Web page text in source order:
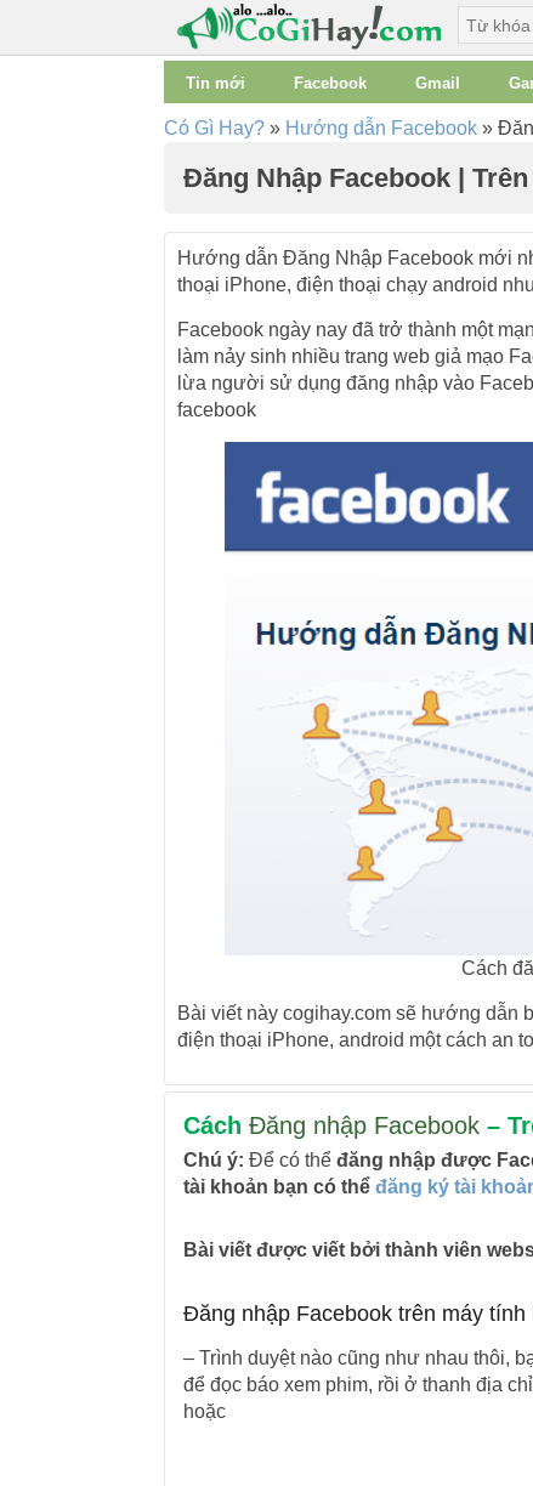
Tin mới Facebook Gmail
Có Gì Hay? » Hướng dẫn Facebook »
Đăng Nhập Facebook |
Hướng dẫn Đăng Nhập Facebook mới
thoại iPhone, điện thoại chạy android
Facebook ngày nay đã trở thành một
làm nảy sinh nhiều trang web giả mạo
lừa người sử dụng đăng nhập vào
facebook
Cách
Bài viết này cogihay.com sẽ hướng dẫn
điện thoại iPhone, android một cách an
Cách Đăng nhập Facebook–
Chú ý: Để có thể đăng nhập được
tài khoản bạn có thể đăng ký tài
Bài viết được viết bởi thành viên
Đăng nhập Facebook trên máy
– Trình duyệt nào cũng như nhau thôi,
để đọc báo xem phim, rồi ở thanh địa
hoặc